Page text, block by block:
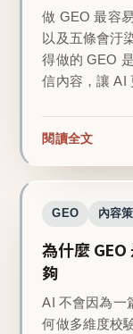
做 GEO 最容
以及五條會汙
得做的 GEO
信內容，讓 AI
閱讀全文
GEO 內容
為什麼
夠
AI 不會因為一
何做多維度校